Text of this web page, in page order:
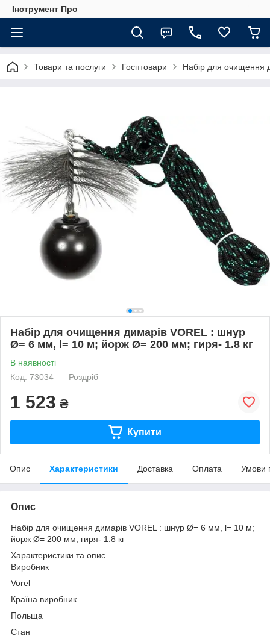
Інструмент Про
Товари та послуги Госптовари Набір для очищення
Набір для очищення димарів VOREL : шнур
Ø= 6 мм, l= 10 м; йорж Ø= 200 мм; гиря- 1.8 кг
В наявності
Код: 73034
Роздріб
1 523 ₴
Купити
Опис Характеристики Доставка Оплата Умови
Опис
Набір для очищення димарів VOREL : шнур Ø= 6 мм, l= 10 м;
йорж Ø= 200 мм; гиря- 1.8 кг
Характеристики та опис
Виробник
Vorel
Країна виробник
Польща
Стан